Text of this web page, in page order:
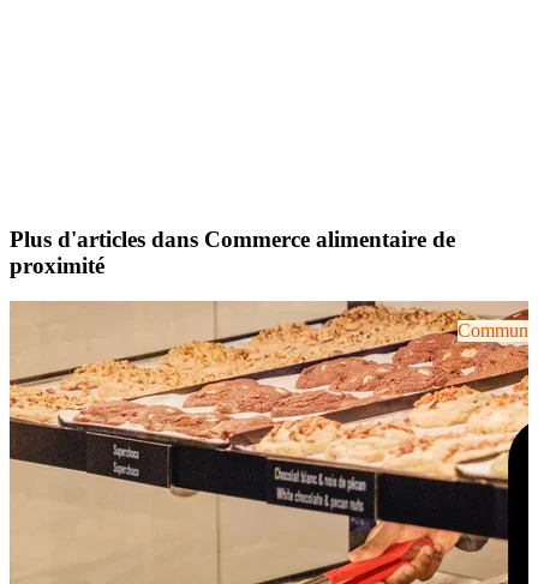
Plus d'articles dans Commerce alimentaire de
proximité